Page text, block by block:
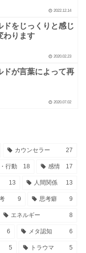
2022.12.14
ドをじっくりと感じ
わります
2020.02.23
ドが言葉によって再
2020.07.02
カウンセラー 27
行動 18 感情 17
13 人間関係 13
9 思考癖 9
エネルギー 8
6 メタ認知 6
5 トラウマ 5